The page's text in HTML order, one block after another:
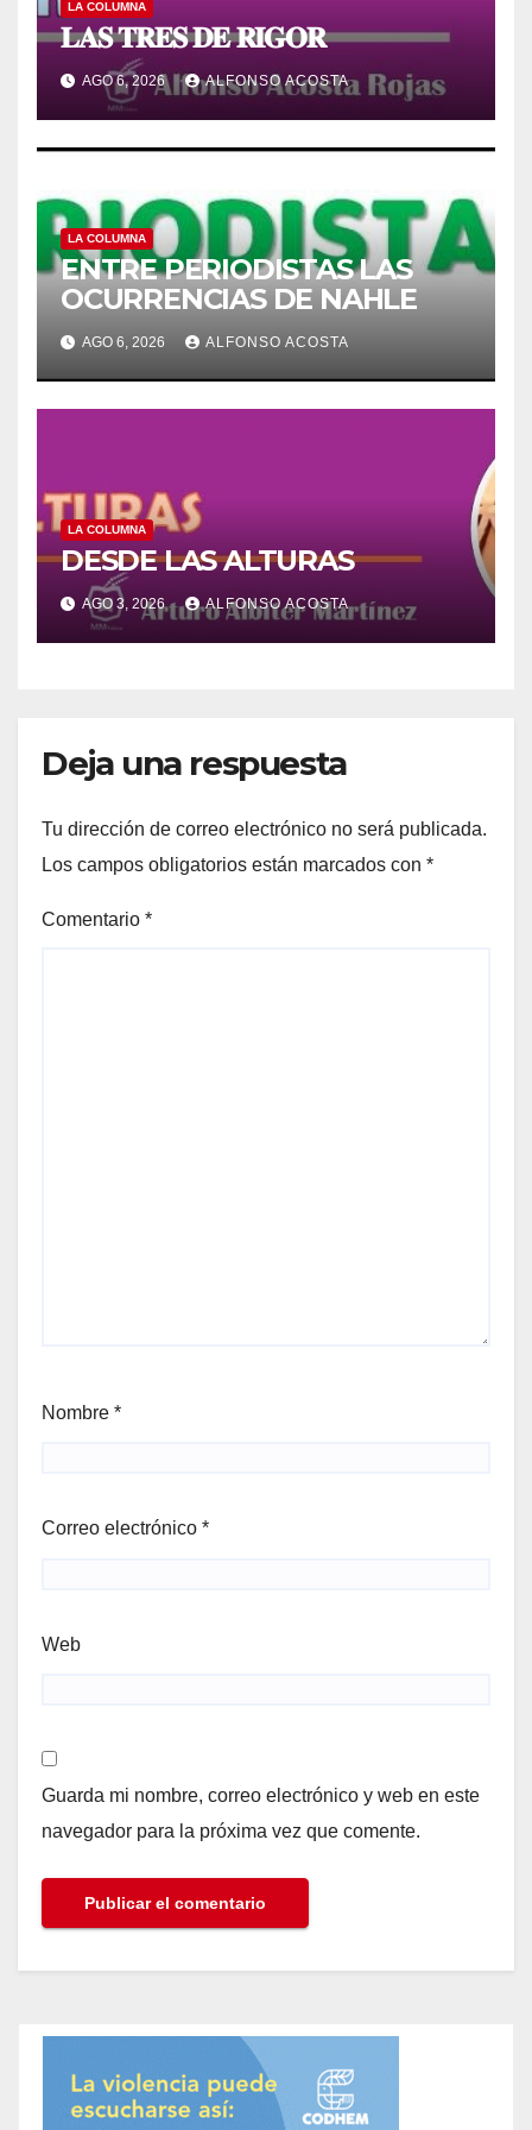
LA COLUMNA
𝐋𝐀𝐒 𝐓𝐑𝐄𝐒 𝐃𝐄 𝐑𝐈𝐆𝐎𝐑
AGO 6, 2026 ALFONSO ACOSTA
LA COLUMNA
ENTRE PERIODISTAS LAS
OCURRENCIAS DE NAHLE
AGO 6, 2026 ALFONSO ACOSTA
LA COLUMNA
DESDE LAS ALTURAS
AGO 3, 2026 ALFONSO ACOSTA
Deja una respuesta
Tu dirección de correo electrónico no será publicada.
Los campos obligatorios están marcados con *
Comentario *
Nombre *
Correo electrónico *
Web
Guarda mi nombre, correo electrónico y web en este
navegador para la próxima vez que comente.